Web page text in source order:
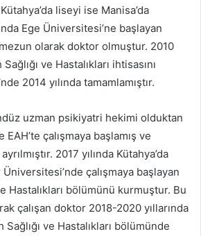
liseyi ise Manisa’da
Ege Üniversitesi’ne başlayan
olarak doktor olmuştur. 2010
Sağlığı ve Hastalıkları ihtisasını
2014 yılında tamamlamıştır.
uzman psikiyatri hekimi olduktan
çalışmaya başlamış ve
2017 yılında Kütahya’da
çalışmaya başlayan
Hastalıkları bölümünü kurmuştur. Bu
çalışan doktor 2018-2020 yıllarında
ve Hastalıkları bölümünde